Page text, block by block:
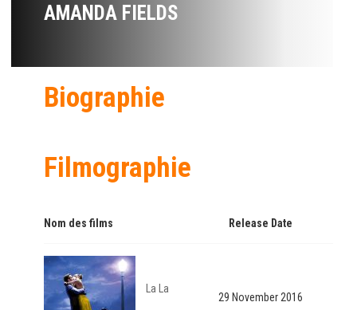
AMANDA FIELDS
Biographie
Filmographie
Nom des films Release Date
La La
29 November 2016